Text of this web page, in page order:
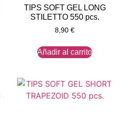
TIPS SOFT GEL LONG
STILETTO 550 pcs.
8,90 €
Añadir al carrito